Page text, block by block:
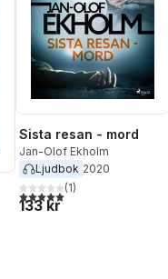
Sista resan - mord
Jan-Olof Ekholm
Ljudbok 2020
5,0utav 5 stjärnor. Totalt
(1)
133 kr